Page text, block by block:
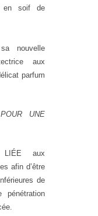
en soif de
nouvelle
aux
parfum
UNE
LIÉE aux
afin d’être
de
pénétration